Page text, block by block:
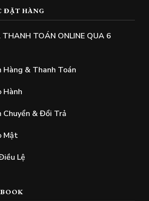
ĐẶT HÀNG
TOÁN ONLINE QUA 6
Hàng & Thanh Toán
Hành
Chuyển & Đổi Trả
Mật
Lệ